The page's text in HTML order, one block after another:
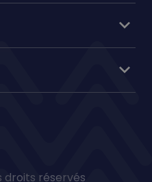
expand_more
expand_more
droits réservés